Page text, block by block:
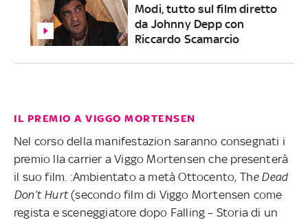
Modi, tutto sul film diretto
da Johnny Depp con
Riccardo Scamarcio
IL PREMIO A VIGGO MORTENSEN
Nel corso della manifestazion saranno consegnati i
premio lla carrier a Viggo Mortensen che presenterà
il suo film. :Ambientato a metà Ottocento, The Dead
Don’t Hurt(secondo film di Viggo Mortensen come
regista e sceneggiatore dopo Falling – Storia di un